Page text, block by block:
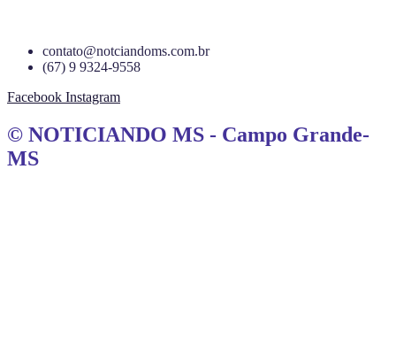
contato@notciandoms.com.br
(67) 9 9324-9558
Facebook Instagram
© NOTICIANDO MS - Campo Grande-
MS